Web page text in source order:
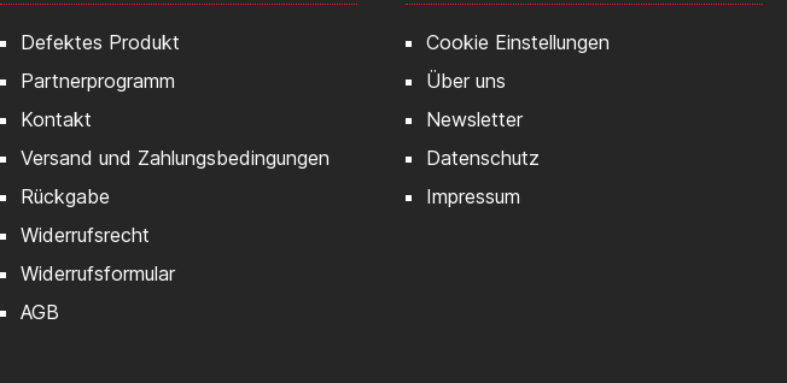
Defektes Produkt
Partnerprogramm
Kontakt
Versand und Zahlungsbedingungen
Rückgabe
Widerrufsrecht
Widerrufsformular
AGB
Cookie Einstellungen
Über uns
Newsletter
Datenschutz
Impressum